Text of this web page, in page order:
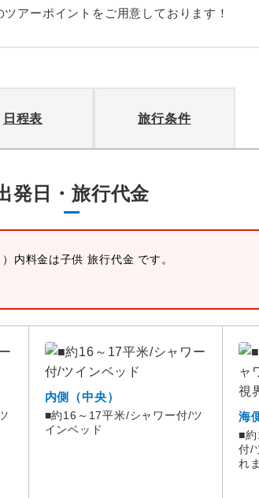
アーポイントをご用意しております！
日程表 旅行条件
発日・旅行代金
内料金は子供 旅行代金 です。
内側（中央）
■約16～17平米/シャワー付/ツ
インベッド
海
■
付/
れ